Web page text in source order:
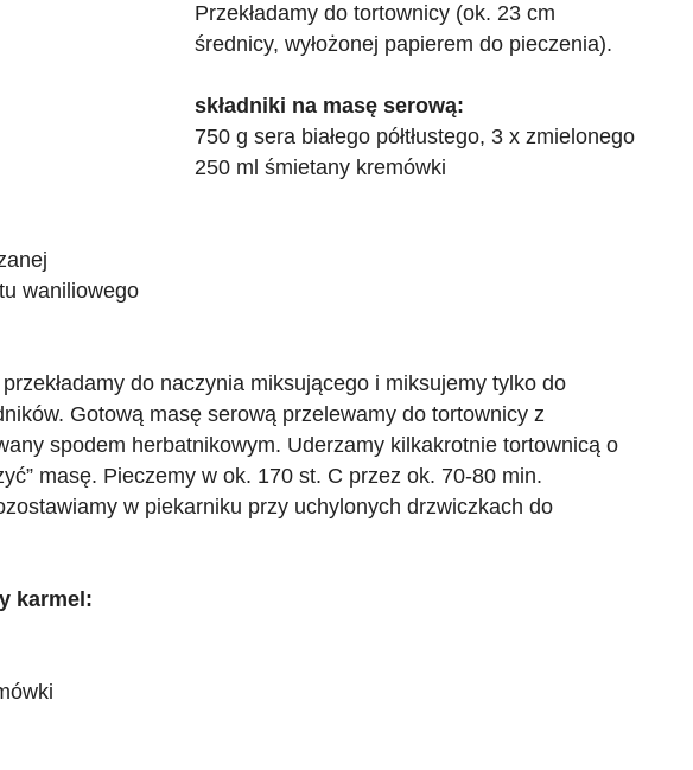
Przekładamy do tortownicy (ok. 23 cm
średnicy, wyłożonej papierem do pieczenia).
składniki na masę serową:
750 g sera białego półtłustego, 3 x zmielonego
250 ml śmietany kremówki
waniliowego
do naczynia miksującego i miksujemy tylko do
Gotową masę serową przelewamy do tortownicy z
spodem herbatnikowym. Uderzamy kilkakrotnie tortownicą o
masę. Pieczemy w ok. 170 st. C przez ok. 70-80 min.
w piekarniku przy uchylonych drzwiczkach do
karmel: